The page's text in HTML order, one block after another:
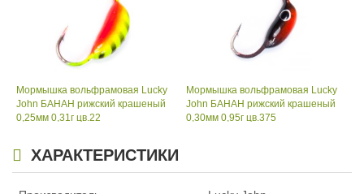
Мормышка вольфрамовая Lucky
John БАНАН рижский крашеный
0,25мм 0,31г цв.22
Вес приманки: 0.31 г
Номер крючка:14
Мормышка вольфрамовая Lucky
John БАНАН рижский крашеный
0,30мм 0,95г цв.375
Номер крючка:14
ХАРАКТЕРИСТИКИ